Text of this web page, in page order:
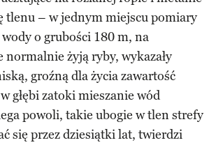
tlenu – w jednym miejscu pomiary
o grubości 180 m, na
normalnie żyją ryby, wykazały
groźną dla życia zawartość
głębi zatoki mieszanie wód
powoli, takie ubogie w tlen strefy
się przez dziesiątki lat, twierdzi